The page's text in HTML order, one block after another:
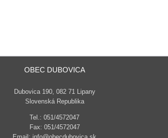
OBEC DUBOVICA
Dubovica 190, 082 71 Lipany
Slovenská Republika
Tel.: 051/4572047
Fax: 051/4572047